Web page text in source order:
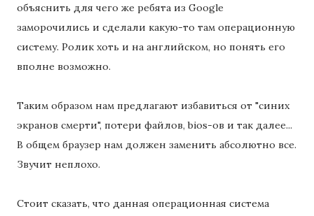
объяснить для чего же ребята из Google
заморочились и сделали какую-то там операционную
систему. Ролик хоть и на английском, но понять его
вполне возможно.
Таким образом нам предлагают избавиться от "синих
экранов смерти", потери файлов, bios-ов и так далее...
В общем браузер нам должен заменить абсолютно все.
Звучит неплохо.
Стоит сказать, что данная операционная система